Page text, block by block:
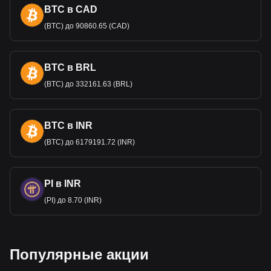
"Квид" - это жаргонное слово, используемое в
Соединенном Королевстве для обозначения британского
наиболее распространенная теория гласит, что оно
происходит от латинского выражения "quid pro quo", что
его с Королевским монетным двором в Квидхэмптоне,
Уилтшир. Со временем "квид" стал синонимом "фунта" в
используется так же неформально, как "баксы" для
долларов в Соединенных Штатах. Примечательно, что
этот термин остается в единственным числе независимо
от суммы, поэтому вместо
"двадцать квид".
BTC в CAD
(BTC) до 90860.65 (CAD)
BTC в BRL
(BTC) до 332161.63 (BRL)
BTC в INR
(BTC) до 6179191.72 (INR)
PI в INR
(PI) до 8.70 (INR)
Популярные акции